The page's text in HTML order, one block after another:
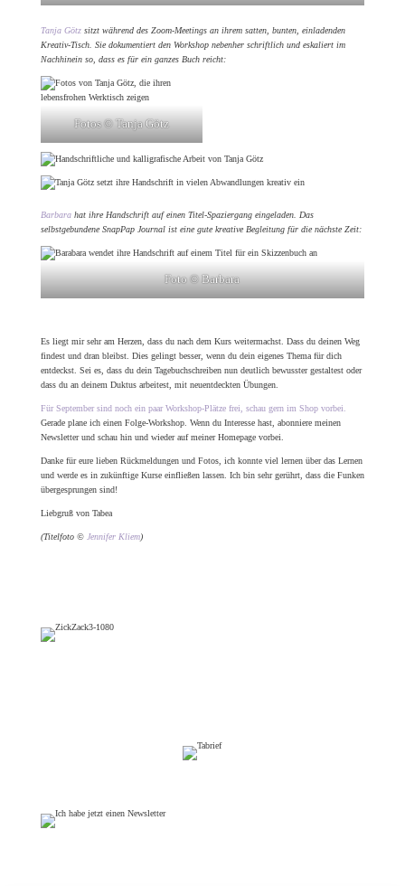
Tanja Götzsitzt während des Zoom-Meetings an ihrem satten, bunten, einladenden
Kreativ-Tisch. Sie dokumentiert den Workshop nebenher schriftlich und eskaliert im
Nachhinein so, dass es für ein ganzes Buch reicht:
Fotos © Tanja Götz
Barbarahat ihre Handschrift auf einen Titel-Spaziergang eingeladen. Das
selbstgebundene SnapPap Journal ist eine gute kreative Begleitung für die nächste Zeit:
Foto © Barbara
Es liegt mir sehr am Herzen, dass du nach dem Kurs weitermachst. Dass du deinen Weg
findest und dran bleibst. Dies gelingt besser, wenn du dein eigenes Thema für dich
entdeckst. Sei es, dass du dein Tagebuchschreiben nun deutlich bewusster gestaltest oder
dass du an deinem Duktus arbeitest, mit neuentdeckten Übungen.
Für September sind noch ein paar Workshop-Plätze frei, schau gern im Shop vorbei.
Gerade plane ich einen Folge-Workshop. Wenn du Interesse hast, abonniere meinen
Newsletter und schau hin und wieder auf meiner Homepage vorbei.
Danke für eure lieben Rückmeldungen und Fotos, ich konnte viel lernen über das Lernen
und werde es in zukünftige Kurse einfließen lassen. Ich bin sehr gerührt, dass die Funken
übergesprungen sind!
Liebgruß von Tabea
(Titelfoto © Jennifer Kliem)